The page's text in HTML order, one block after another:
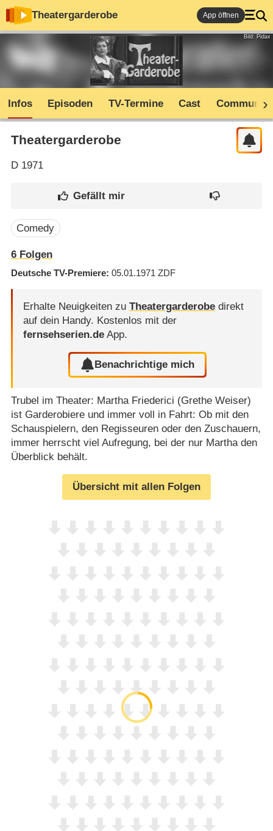
Theatergarderobe App öffnen
Bild: Pidax
Infos Episoden TV-Termine Cast Community
Theatergarderobe
D1971
Comedy
6Folgen
Deutsche TV-Premiere 05.01.1971 ZDF
Erhalte Neuigkeiten zu Theatergarderobedirekt
auf dein Handy. Kostenlos mit der
fernsehserien.deApp.
Benachrichtige mich
Trubel im Theater: Martha Friederici (Grethe Weiser)
ist Garderobiere und immer voll in Fahrt: Ob mit den
Schauspielern, den Regisseuren oder den Zuschauern,
immer herrscht viel Aufregung, bei der nur Martha den
Überblick behält.
Übersicht mit allen Folgen